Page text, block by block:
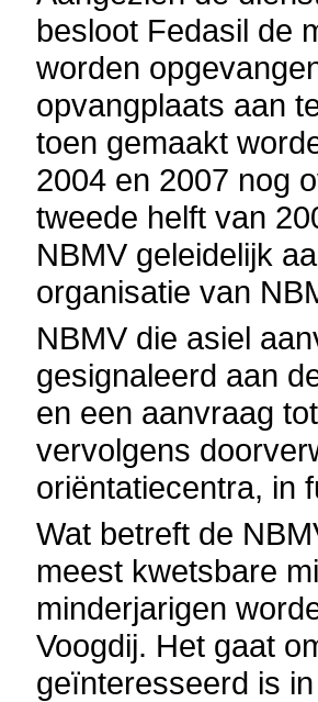
besloot Fedasil de
worden
opvangplaats aan
toen gemaakt
2004 en 2007 nog
tweede helft van
NBMV geleidelijk
organisatie van
NBMV die asiel
gesignaleerd aan
en een aanvraag
vervolgens
oriëntatiecentra, in
Wat betreft de
meest kwetsbare
minderjarigen
Voogdij. Het gaat
geïnteresseerd is